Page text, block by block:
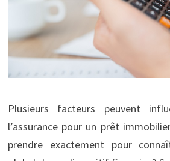
Plusieurs facteurs peuvent
l’assurance pour un prêt
prendre exactement pour